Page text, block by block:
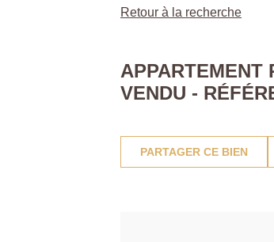
Retour à la recherche
APPARTEMENT
VENDU -
PARTAGER CE BIEN